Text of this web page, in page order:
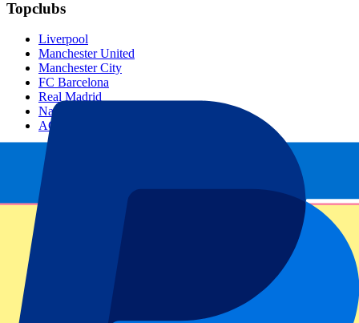
Topclubs
Liverpool
Manchester United
Manchester City
FC Barcelona
Real Madrid
Napoli
AC Milan
Populaire events
GP Spanje
Alle sporten